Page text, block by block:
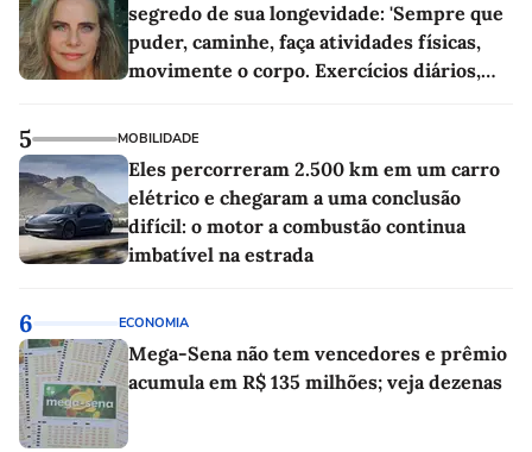
segredo de sua longevidade: 'Sempre que
puder, caminhe, faça atividades físicas,
movimente o corpo. Exercícios diários,
5 MOBILIDADE
Eles percorreram 2.500 km em um carro
elétrico e chegaram a uma conclusão
difícil: o motor a combustão continua
imbatível na estrada
6 ECONOMIA
Mega-Sena não tem vencedores e prêmio
acumula em R$ 135 milhões; veja dezenas